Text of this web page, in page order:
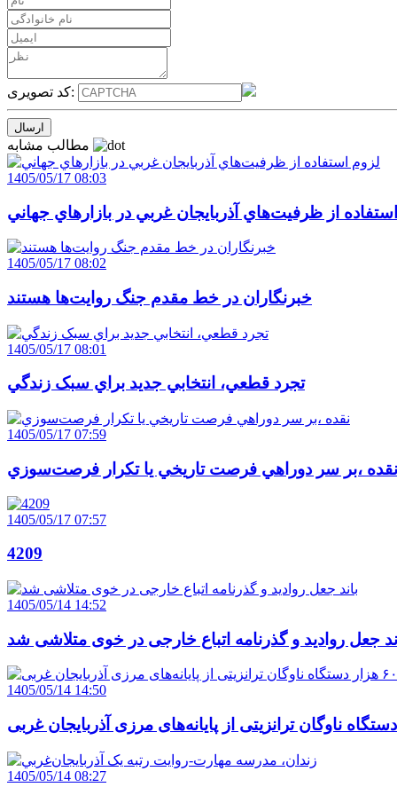
کد تصویری:
1405/05/17 08:03
از ظرفيت‌هاي آذربايجان غربي در بازارهاي جهاني
1405/05/17 08:02
خبرنگاران در خط مقدم جنگ روايت‌ها هستند
1405/05/17 08:01
تجرد قطعي، انتخابي جديد براي سبک زندگي
1405/05/17 07:59
نقده ،بر سر دوراهي فرصت تاريخي يا تکرار فرصت‌سوزي
1405/05/17 07:57
4209
1405/05/14 14:52
جعل روادید و گذرنامه اتباع خارجی در خوی متلاشی شد
1405/05/14 14:50
1405/05/14 08:27